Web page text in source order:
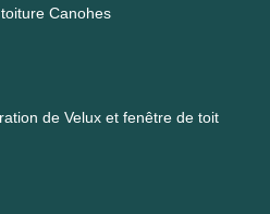
Canohes
de Velux et fenêtre de toit